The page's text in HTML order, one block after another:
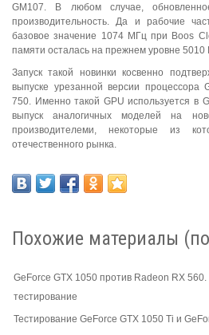
GM107. В любом случае,
производительность. Да и рабочие
базовое значение 1074 МГц при Boos
памяти осталась на прежнем уровне 5010
Запуск такой новинки косвенно
выпуске урезанной версии процессора
750. Именно такой GPU используется в
выпуск аналогичных моделей на
производителеми, некоторые из
отечественного рынка.
Похожие материалы (по
GeForce GTX 1050 против Radeon RX
тестирование
Тестирование GeForce GTX 1050 Ti и